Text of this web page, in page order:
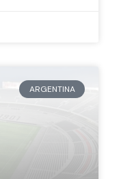
ARGENTINA